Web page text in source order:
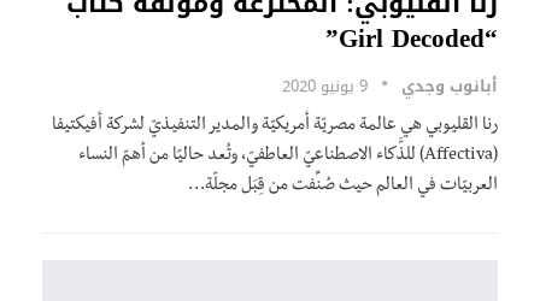
“Girl Decoded”
أبانوب وجدي 9 يونيو 2020
رنا القليوبي هي عالمة مصريّة أمريكيّة والمدير التنفيذيّ لشركة أفيكتيفا
(Affectiva) للذَّكاء الاصطناعيّ العاطفيّ، وتُعد حاليًا من أهمّ النساء
العربيّات في العالم حيث صُنِّفت من قِبَل مجلّة…